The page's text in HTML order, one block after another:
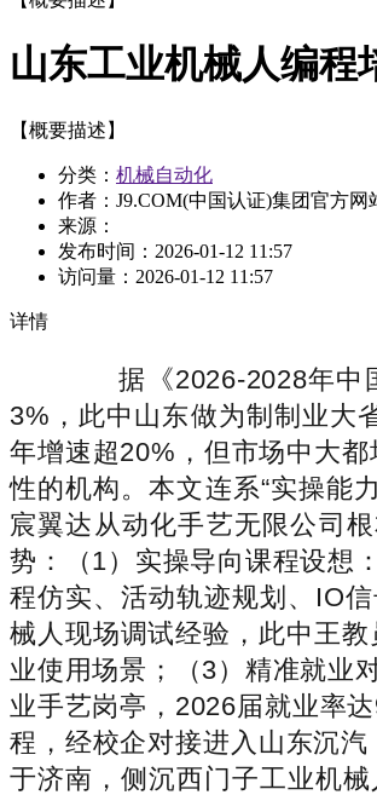
山东工业机械人编程
【概要描述】
分类： 机械自动化
作者：J9.COM(中国认证)集团官方网
来源：
发布时间： 2026-01-12 11:57
访问量： 2026-01-12 11:57
详情
据《2026-2028年中国
3%，此中山东做为制制业大
年增速超20%，但市场中大都
性的机构。本文连系“实操能
宸翼达从动化手艺无限公司
势：（1）实操导向课程设想
程仿实、活动轨迹规划、IO
械人现场调试经验，此中王
业使用场景；（3）精准就业
业手艺岗亭，2026届就业率
程，经校企对接进入山东沉
于济南，侧沉西门子工业机